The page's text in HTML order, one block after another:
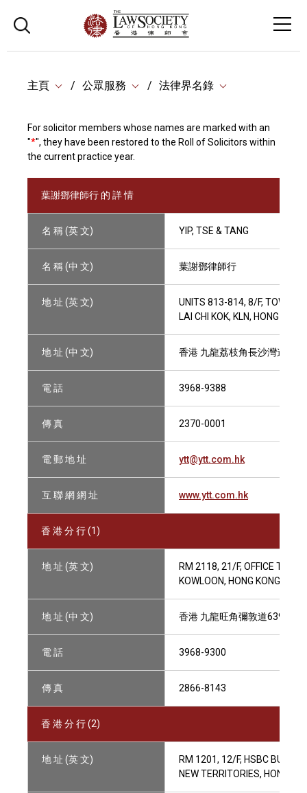
主頁 公眾服務 法律界名錄
For solicitor members whose names are marked with an
"*", they have been restored to the Roll of Solicitors within
the current practice year.
葉謝鄧律師行 的 詳 情
名 稱 (英 文) YIP, TSE & TANG
名 稱 (中 文) 葉謝鄧律師行
地 址 (英 文)
UNITS 813-814, 8/F, TOWER
LAI CHI KOK, KLN, HONG KONG
地 址 (中 文) 香港 九龍荔枝角長沙灣道
電 話 3968-9388
傳 真 2370-0001
電 郵 地 址 ytt@ytt.com.hk
互 聯 網 網 址 www.ytt.com.hk
香 港 分 行 (1)
地 址 (英 文)
RM 2118, 21/F, OFFICE
KOWLOON, HONG KONG
地 址 (中 文) 香港 九龍旺角彌敦道639號
電 話 3968-9300
傳 真 2866-8143
香 港 分 行 (2)
地 址 (英 文)
RM 1201, 12/F, HSBC
NEW TERRITORIES, HONG